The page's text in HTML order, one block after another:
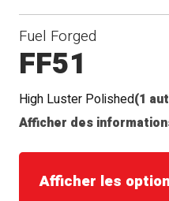
Fuel Forged
FF51
High Luster Polished(1
Afficher des
Afficher les